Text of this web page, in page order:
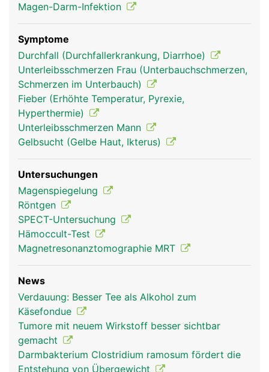
dünndarm frau dünndarm mann
Magen-Darm-Infektion
Symptome
Durchfall (Durchfallerkrankung, Diarrhoe)
Unterleibsschmerzen Frau (Unterbauchschmerzen,
Schmerzen im Unterbauch)
Fieber (Erhöhte Temperatur, Pyrexie,
Hyperthermie)
Unterleibsschmerzen Mann
Gelbsucht (Gelbe Haut, Ikterus)
Untersuchungen
Magenspiegelung
Röntgen
SPECT-Untersuchung
Hämoccult-Test
Magnetresonanztomographie MRT
News
Verdauung: Besser Tee als Alkohol zum
Käsefondue
Tumore mit neuem Wirkstoff besser sichtbar
gemacht
Darmbakterium Clostridium ramosum fördert die
Entstehung von Übergewicht